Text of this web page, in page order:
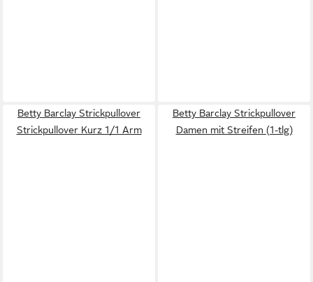
Betty Barclay Strickpullover
Strickpullover Kurz 1/1 Arm
Betty Barclay Strickpullover
Damen mit Streifen (1-tlg)